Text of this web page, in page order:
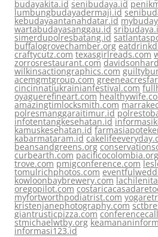
budayakita.id senibudaya.id
lumbungbudayadermaji.id
kebudayaantanahdatar.id
wartabudayasanggau.id
simerdupolresbatang.id
buffalogrovechamber.org
craftycutz.com texasgirlreads.com
zorrosrestaurant.com
wilkinsactiongraphics.com
acemgmtgroup.com
cincinnatiukrainianfestival.com
oyaguerefineart.com
amazingtimlocksmith.com
polresmanggaraitimur.id
infotentangkesehatan.id
kamuskesehatan.id
kabarmataram.id
beansandgreens.org
curbearth.com pacificocolombia.org
trove.com pmigconference.com
tomulrichphotos.com
kowloonbaybrewery.com
oregopilot.com
myfortworthpodiatrist.com
kristenjanephotography.com
giantrusticpizza.com
stmichaelwtby.org
informasi123.id